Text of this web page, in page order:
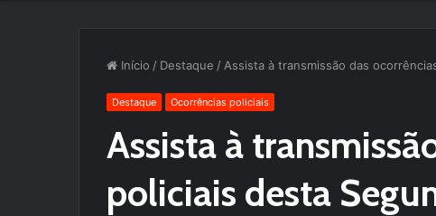
Início / Destaque / Assista à transmissão das
Destaque Ocorrências policiais
Assista à
policiais desta